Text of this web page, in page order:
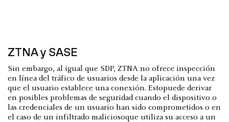
ZTNA y SASE
Sin embargo, al igual que SDP, ZTNA no ofrece inspección
en línea del tráfico de usuarios desde la aplicación una vez
que el usuario establece una conexión. Estopuede derivar
en posibles problemas de seguridad cuando el dispositivo o
las credenciales de un usuario han sido comprometidos o en
el caso de un infiltrado maliciosoque utiliza su acceso a un